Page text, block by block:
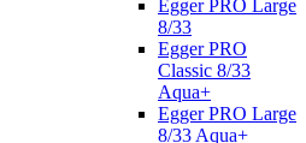
Egger PRO Large
8/33
Egger PRO
Classic 8/33
Aqua+
Egger PRO Large
8/33 Aqua+